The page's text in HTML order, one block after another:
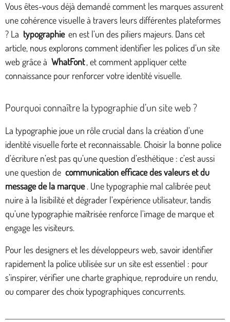
Vous êtes-vous déjà demandé comment les marques assurent
une cohérence visuelle à travers leurs différentes plateformes
? La typographie en est l’un des piliers majeurs. Dans cet
article, nous explorons comment identifier les polices d’un site
web grâce à WhatFont , et comment appliquer cette
connaissance pour renforcer votre identité visuelle.
Pourquoi connaître la typographie d’un site web ?
La typographie joue un rôle crucial dans la création d’une
identité visuelle forte et reconnaissable. Choisir la bonne police
d’écriture n’est pas qu’une question d’esthétique : c’est aussi
une question de communication efficace des valeurs et du
message de la marque . Une typographie mal calibrée peut
nuire à la lisibilité et dégrader l’expérience utilisateur, tandis
qu’une typographie maîtrisée renforce l’image de marque et
engage les visiteurs.
Pour les designers et les développeurs web, savoir identifier
rapidement la police utilisée sur un site est essentiel : pour
s’inspirer, vérifier une charte graphique, reproduire un rendu,
ou comparer des choix typographiques concurrents.